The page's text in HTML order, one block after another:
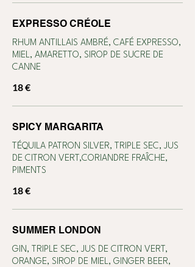
EXPRESSO CRÉOLE
RHUM ANTILLAIS AMBRÉ, CAFÉ EXPRESSO,
MIEL, AMARETTO, SIROP DE SUCRE DE
CANNE
18 €
SPICY MARGARITA
TÉQUILA PATRON SILVER, TRIPLE SEC, JUS
DE CITRON VERT,CORIANDRE FRAÎCHE,
PIMENTS
18 €
SUMMER LONDON
GIN, TRIPLE SEC, JUS DE CITRON VERT,
ORANGE, SIROP DE MIEL, GINGER BEER,